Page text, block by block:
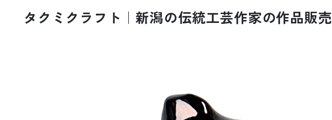
タクミクラフト｜新潟の伝統工芸作家の作品販売